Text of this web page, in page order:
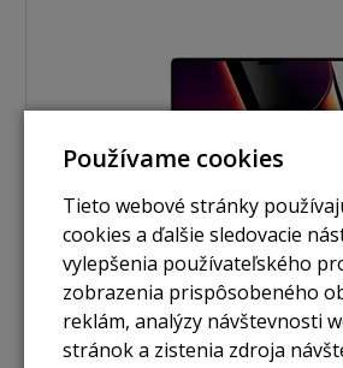
Používame cookies
Tieto webové stránky
cookies a ďalšie sledovacie
vylepšenia používateľského
zobrazenia prispôsobeného
reklám, analýzy návštevnosti
stránok a zistenia zdroja